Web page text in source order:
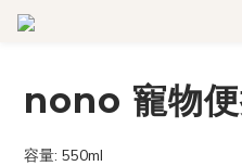
nono 寵物
容量: 550ml